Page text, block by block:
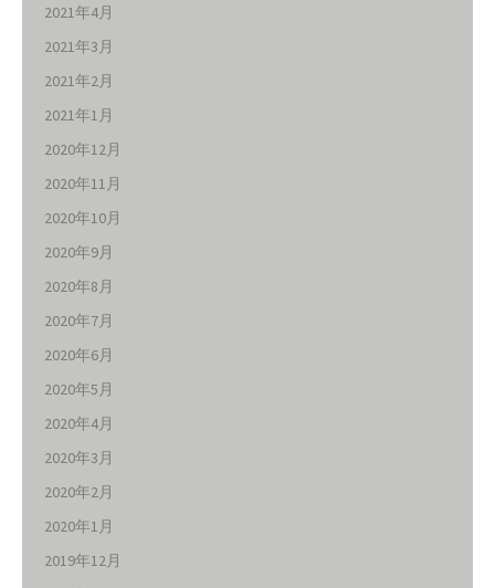
2021年4月
2021年3月
2021年2月
2021年1月
2020年12月
2020年11月
2020年10月
2020年9月
2020年8月
2020年7月
2020年6月
2020年5月
2020年4月
2020年3月
2020年2月
2020年1月
2019年12月